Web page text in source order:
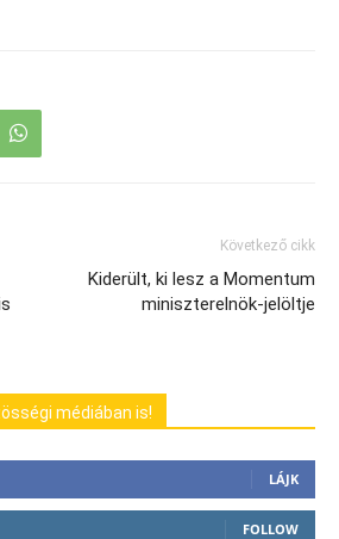
Következő cikk
Kiderült, ki lesz a Momentum
miniszterelnök-jelöltje
médiában is!
LÁJK
FOLLOW